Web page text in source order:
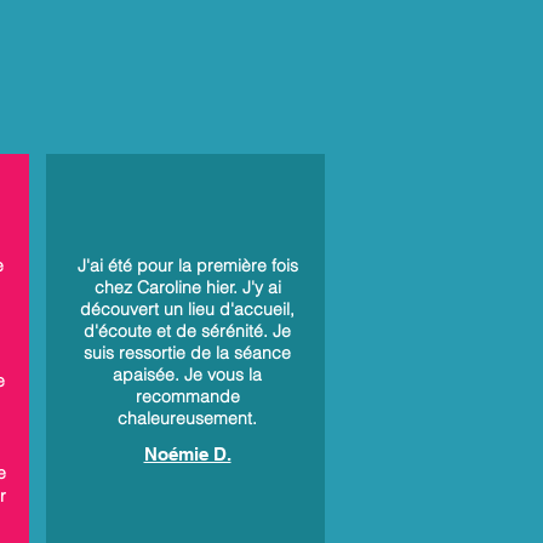
J'ai été pour la première fois
chez Caroline hier. J'y ai
découvert un lieu d'accueil,
d'écoute et de sérénité. Je
suis ressortie de la séance
apaisée. Je vous la
recommande
chaleureusement.
Noémie D.